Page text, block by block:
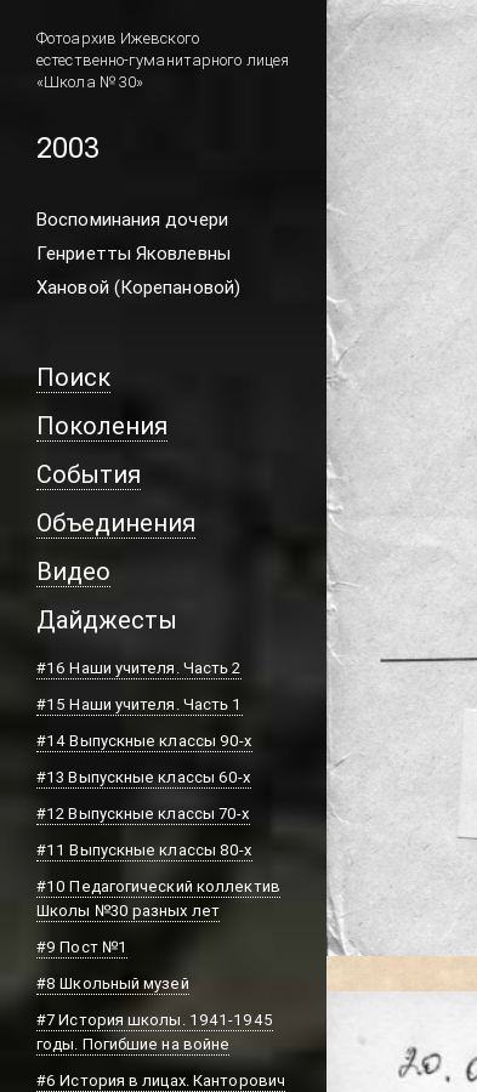
Фотоархив Ижевского
естественно-гуманитарного лицея
«Школа № 30»
2003
Воспоминания дочери
Генриетты Яковлевны
Хановой (Корепановой)
Поиск
Поколения
События
Объединения
Видео
Дайджесты
#16 Наши учителя. Часть 2
#15 Наши учителя. Часть 1
#14 Выпускные классы 90-х
#13 Выпускные классы 60-х
#12 Выпускные классы 70-х
#11 Выпускные классы 80-х
#10 Педагогический коллектив
Школы №30 разных лет
#9 Пост №1
#8 Школьный музей
#7 История школы. 1941-1945
годы. Погибшие на войне
#6 История в лицах. Канторович